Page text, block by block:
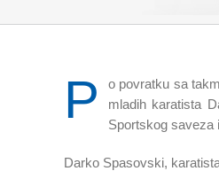
P
o povratku sa
mladih karatista
Sportskog saveza
Darko Spasovski,